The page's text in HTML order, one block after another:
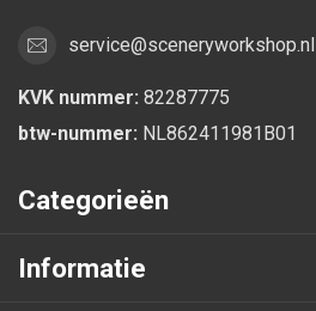
service@sceneryworkshop.nl
KVK nummer: 82287775
btw-nummer: NL862411981B01
Categorieën
Informatie